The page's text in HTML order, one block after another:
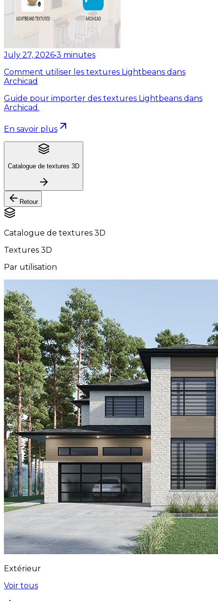
July 27, 2026•3 minutes
Comment utiliser les textures Lightbeans dans
Archicad
Guide pour importer des textures Lightbeans dans
Archicad.
En savoir plus
Catalogue de textures 3D
Retour
Catalogue de textures 3D
Textures 3D
Par utilisation
Extérieur
Voir tous